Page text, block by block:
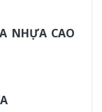
NHỰA CAO